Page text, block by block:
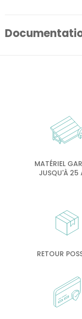
MATÉRIEL
JUSQU'À 25
RETOUR